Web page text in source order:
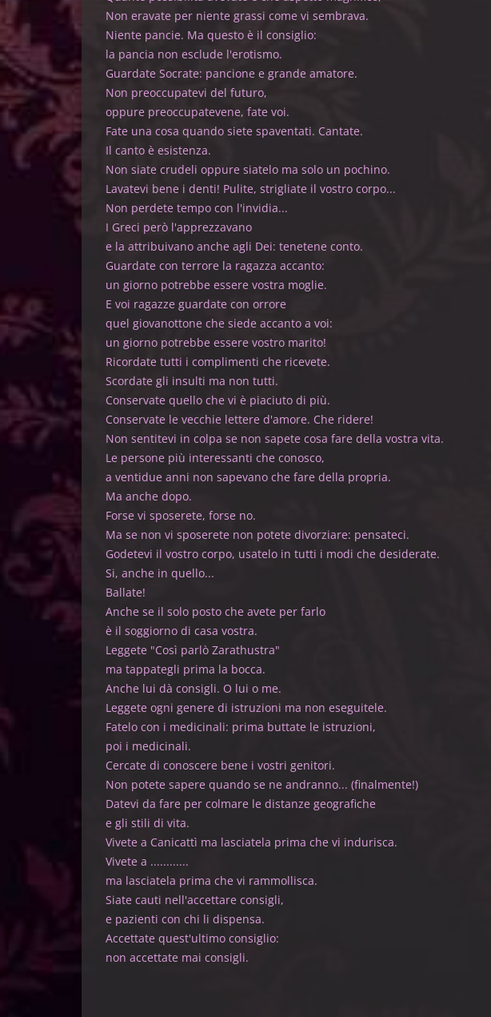
Non eravate per niente grassi come vi sembrava.
Niente pancie. Ma questo è il consiglio:
la pancia non esclude l'erotismo.
Guardate Socrate: pancione e grande amatore.
Non preoccupatevi del futuro,
oppure preoccupatevene, fate voi.
Fate una cosa quando siete spaventati. Cantate.
Il canto è esistenza.
Non siate crudeli oppure siatelo ma solo un pochino.
Lavatevi bene i denti! Pulite, strigliate il vostro corpo...
Non perdete tempo con l'invidia...
I Greci però l'apprezzavano
e la attribuivano anche agli Dei: tenetene conto.
Guardate con terrore la ragazza accanto:
un giorno potrebbe essere vostra moglie.
E voi ragazze guardate con orrore
quel giovanottone che siede accanto a voi:
un giorno potrebbe essere vostro marito!
Ricordate tutti i complimenti che ricevete.
Scordate gli insulti ma non tutti.
Conservate quello che vi è piaciuto di più.
Conservate le vecchie lettere d'amore. Che ridere!
Non sentitevi in colpa se non sapete cosa fare della vostra vita.
Le persone più interessanti che conosco,
a ventidue anni non sapevano che fare della propria.
Ma anche dopo.
Forse vi sposerete, forse no.
Ma se non vi sposerete non potete divorziare: pensateci.
Godetevi il vostro corpo, usatelo in tutti i modi che desiderate.
Si, anche in quello...
Ballate!
Anche se il solo posto che avete per farlo
è il soggiorno di casa vostra.
Leggete "Così parlò Zarathustra"
ma tappategli prima la bocca.
Anche lui dà consigli. O lui o me.
Leggete ogni genere di istruzioni ma non eseguitele.
Fatelo con i medicinali: prima buttate le istruzioni,
poi i medicinali.
Cercate di conoscere bene i vostri genitori.
Non potete sapere quando se ne andranno... (finalmente!)
Datevi da fare per colmare le distanze geografiche
e gli stili di vita.
Vivete a Canicattì ma lasciatela prima che vi indurisca.
Vivete a ............
ma lasciatela prima che vi rammollisca.
Siate cauti nell'accettare consigli,
e pazienti con chi li dispensa.
Accettate quest'ultimo consiglio:
non accettate mai consigli.